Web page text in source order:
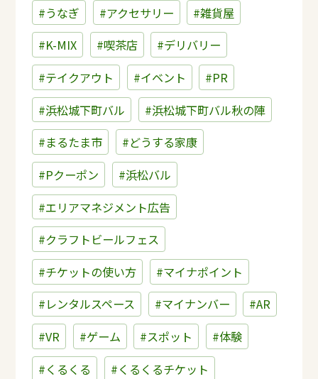
#うなぎ
#アクセサリー
#雑貨屋
#K-MIX
#喫茶店
#デリバリー
#テイクアウト
#イベント
#PR
#浜松城下町バル
#浜松城下町バル秋の陣
#まるたま市
#どうする家康
#Pクーポン
#浜松バル
#エリアマネジメント広告
#クラフトビールフェス
#チケットの使い方
#マイナポイント
#レンタルスペース
#マイナンバー
#AR
#VR
#ゲーム #スポット
#体験
#くるくる
#くるくるチケット